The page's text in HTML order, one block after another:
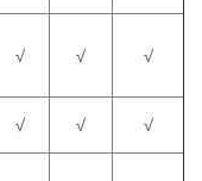
√ √ √
√ √ √